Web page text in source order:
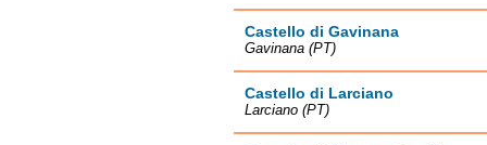
Castello di Gavinana
Gavinana (PT)
Castello di Larciano
Larciano (PT)